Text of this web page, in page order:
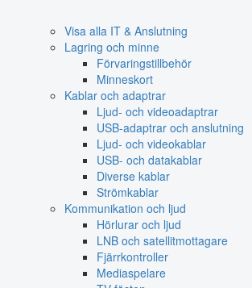
Visa alla IT & Anslutning
Lagring och minne
Förvaringstillbehör
Minneskort
Kablar och adaptrar
Ljud- och videoadaptrar
USB-adaptrar och anslutning
Ljud- och videokablar
USB- och datakablar
Diverse kablar
Strömkablar
Kommunikation och ljud
Hörlurar och ljud
LNB och satellitmottagare
Fjärrkontroller
Mediaspelare